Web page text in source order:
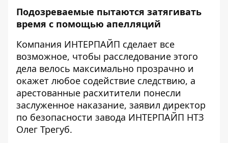
Подозреваемые пытаются затягивать
время с помощью апелляций
Компания ИНТЕРПАЙП сделает все
возможное, чтобы расследование этого
дела велось максимально прозрачно и
окажет любое содействие следствию, а
арестованные расхитители понесли
заслуженное наказание, заявил директор
по безопасности завода ИНТЕРПАЙП НТЗ
Олег Трегуб.